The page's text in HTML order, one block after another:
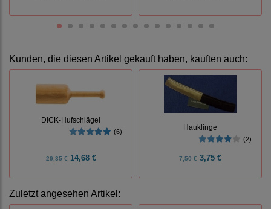
Kunden, die diesen Artikel gekauft haben, kauften auch:
DICK-Hufschlägel
(6)
29,35 €14,68 €
Hauklinge
(2)
7,50 € 3,75 €
Zuletzt angesehen Artikel: